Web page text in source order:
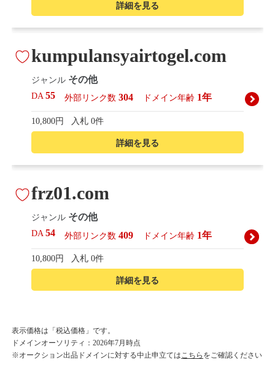
詳細を見る
詳細を見る
kumpulansyairtogel.com
ジャンル その他
DA55 外部リンク数 304 ドメイン年齢 1年
10,800円 入札 0件
詳細を見る
frz01.com
ジャンル その他
DA54 外部リンク数 409 ドメイン年齢 1年
10,800円 入札 0件
korean-beautyshop.com
ジャンルその他
表示価格は「税込価格」です。
ドメインオーソリティ：2026年7月時点
※オークション出品ドメインに対する中止申立てはこちら をご確認ください